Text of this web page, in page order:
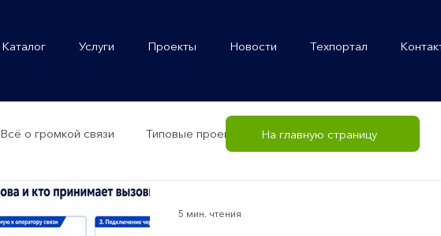
Каталог Услуги Проекты Новости Техпортал
Всё о громкой связи Типовые проекты Громкоговорящая связь
5 мин. чтения
На главную страницу